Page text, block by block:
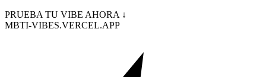
PRUEBA TU VIBE AHORA ↓
MBTI-VIBES.VERCEL.APP